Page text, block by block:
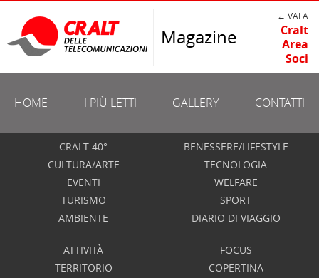
Magazine
← VAI A
Cralt
Area
Soci
HOME I PIÙ LETTI GALLERY CONTATTI
CRALT 40°
CULTURA/ARTE
EVENTI
TURISMO
AMBIENTE
BENESSERE/LIFESTYLE
TECNOLOGIA
WELFARE
SPORT
DIARIO DI VIAGGIO
ATTIVITÀ
TERRITORIO
FOCUS
COPERTINA